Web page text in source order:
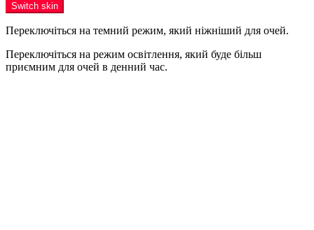
Switch skin
Переключіться на темний режим, який ніжніший для очей.
Переключіться на режим освітлення, який буде більш
приємним для очей в денний час.